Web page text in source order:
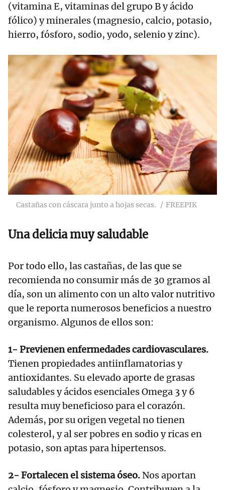
(vitamina E, vitaminas del grupo B y ácido
fólico) y minerales (magnesio, calcio, potasio,
hierro, fósforo, sodio, yodo, selenio y zinc).
Castañas con cáscara junto a hojas secas. FREEPIK
Una delicia muy saludable
Por todo ello, las castañas, de las que se
recomienda no consumir más de 30 gramos al
día, son un alimento con un alto valor nutritivo
que le reporta numerosos beneficios a nuestro
organismo. Algunos de ellos son:
1- Previenen enfermedades cardiovasculares.
Tienen propiedades antiinflamatorias y
antioxidantes. Su elevado aporte de grasas
saludables y ácidos esenciales Omega 3 y 6
resulta muy beneficioso para el corazón.
Además, por su origen vegetal no tienen
colesterol, y al ser pobres en sodio y ricas en
potasio, son aptas para hipertensos.
2- Fortalecen el sistema óseo. Nos aportan